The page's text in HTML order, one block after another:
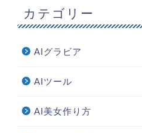
カテゴリー
AIグラビア
AIツール
AI美女作り方